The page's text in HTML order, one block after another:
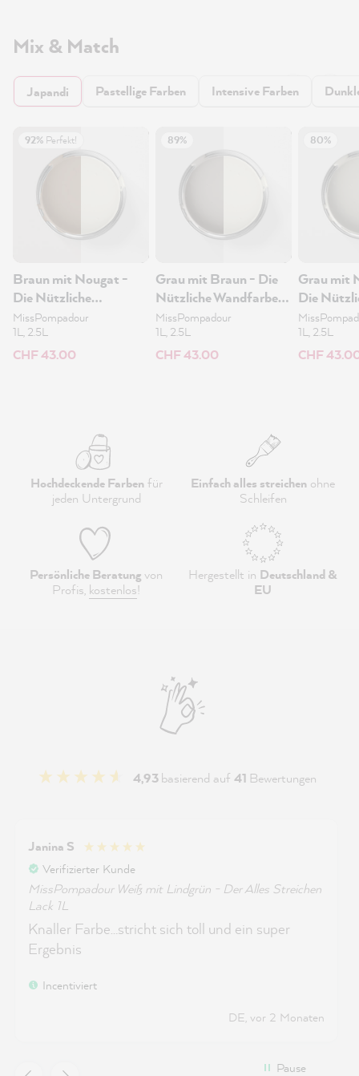
Mix & Match
Japandi Pastellige Farben Intensive Farben
92% Perfekt!
Braun mit Nougat -
Die Nützliche
Wandfarbe 1L
MissPompadour
1L, 2.5L
CHF 43.00
89%
Grau mit Braun - Die
Nützliche Wandfarbe
1L
MissPompadour
1L, 2.5L
CHF 43.00
80%
Grau mit
Die
1L, 2.5L
CHF
Hochdeckende Farbenfür
jeden Untergrund
Einfach alles streichen ohne
Schleifen
Persönliche Beratungvon
Profis, kostenlos!
Hergestellt in Deutschland &
EU
4,93basierend auf 41 Bewertungen
Janina S
Verifizierter Kunde
MissPompadour Weiß mit Lindgrün - Der Alles Streichen
Lack 1L
Knaller Farbe…stricht sich toll und ein super
Ergebnis
Incentiviert
DE, vor 2 Monaten
Pause